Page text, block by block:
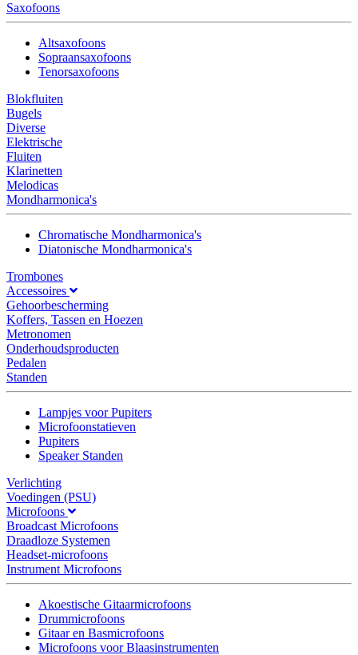
Saxofoons
Altsaxofoons
Sopraansaxofoons
Tenorsaxofoons
Blokfluiten
Bugels
Diverse
Elektrische
Fluiten
Klarinetten
Melodicas
Mondharmonica's
Chromatische Mondharmonica's
Diatonische Mondharmonica's
Trombones
Accessoires
Gehoorbescherming
Koffers, Tassen en Hoezen
Metronomen
Onderhoudsproducten
Pedalen
Standen
Lampjes voor Pupiters
Microfoonstatieven
Pupiters
Speaker Standen
Verlichting
Voedingen (PSU)
Microfoons
Broadcast Microfoons
Draadloze Systemen
Headset-microfoons
Instrument Microfoons
Akoestische Gitaarmicrofoons
Drummicrofoons
Gitaar en Basmicrofoons
Microfoons voor Blaasinstrumenten